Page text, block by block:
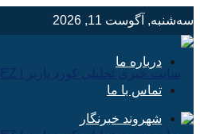
سه‌شنبه, آگوست 11, 2026
درباره ما
تماس با ما
شهروند خبرنگار